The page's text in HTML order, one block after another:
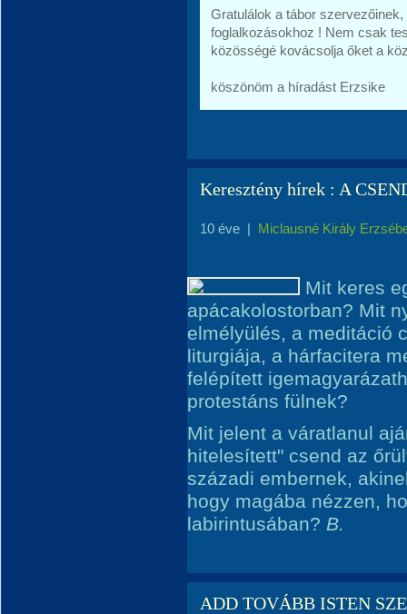
Gratulálok a tábor
foglalkozásokhoz ! Nem csak
közösségé kovácsolja őket a
köszönöm a híradást Erzsike
Keresztény hírek : A
10 éve | Miclausné Király
Mit keres
apácakolostorban? Mit
elmélyülés, a meditáció
liturgiája, a hárfacitera
felépített
protestáns fülnek?
Mit jelent a váratlanul
hitelesített" csend az
századi embernek,
hogy magába nézzen,
labirintusában? B.
ADD TOVÁBB ISTEN